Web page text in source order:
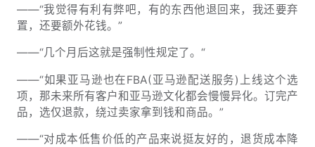
——“我觉得有利有弊吧，有的东西他退回来，我还要弃
置，还要额外花钱。”
——“几个月后这就是强制性规定了。“
——“如果亚马逊也在FBA(亚马逊配送服务)上线这个选
项，那未来所有客户和亚马逊文化都会慢慢异化。订完产
品，选仅退款，绕过卖家拿到钱和商品。”
——“对成本低售价低的产品来说挺友好的，退货成本降